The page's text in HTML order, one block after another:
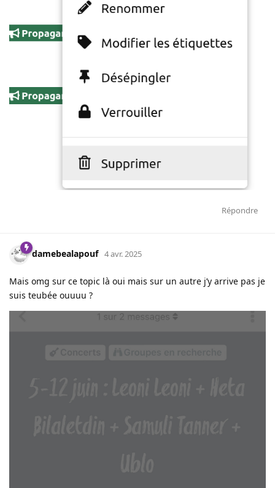
Répondre
damebealapouf 4 avr. 2025
Mais omg sur ce topic là oui mais sur un autre j’y arrive pas je
suis teubée ouuuu ?